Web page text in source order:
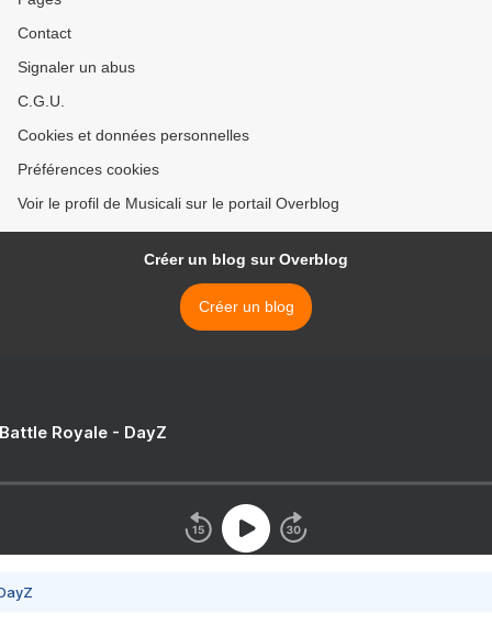
Contact
Signaler un abus
C.G.U.
Cookies et données personnelles
Préférences cookies
Voir le profil de Musicali sur le portail Overblog
Créer un blog sur Overblog
Créer un blog
Royale - DayZ